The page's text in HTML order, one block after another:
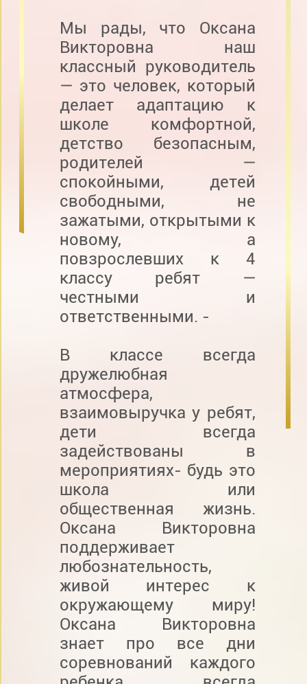
Мы рады, что Оксана
Викторовна наш
классный руководитель
— это человек, который
делает адаптацию к
школе комфортной,
детство безопасным,
родителей —
спокойными, детей
свободными, не
зажатыми, открытыми к
новому, а
повзрослевших к 4
классу ребят —
честными и
ответственными. -
В классе всегда
дружелюбная
атмосфера,
взаимовыручка у ребят,
дети всегда
задействованы в
мероприятиях- будь это
школа или
общественная жизнь.
Оксана Викторовна
поддерживает
любознательность,
живой интерес к
окружающему миру!
Оксана Викторовна
знает про все дни
соревнований каждого